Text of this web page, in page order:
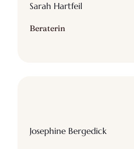
Sarah Hartfeil
Beraterin
Josephine Bergedick